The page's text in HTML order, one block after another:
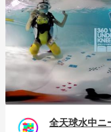
再撮影した映像はこちら
https://
9e69-c14eef62ea6b
全天球水中ニ